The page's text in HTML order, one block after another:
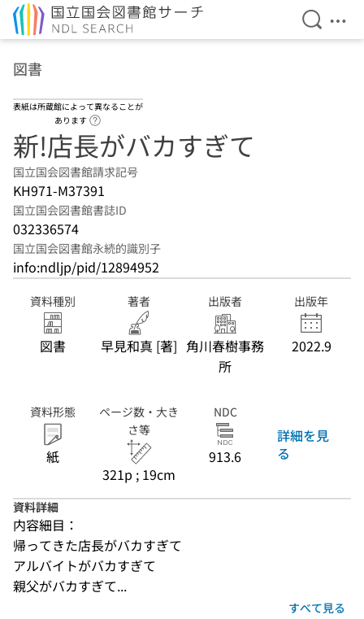
検索を
メ
図書
表紙は所蔵館によって異なることが
あります
新!店長がバカすぎて
国立国会図書館請求記号
KH971-M37391
国立国会図書館書誌ID
032336574
国立国会図書館永続的識別子
info:ndljp/pid/12894952
資料種別
図書
著者
早見和真 [著]
出版者
角川春樹事務
所
出版年
2022.9
資料形態
紙
ページ数・大き
さ等
321p ; 19cm
NDC
913.6
詳細を見
る
資料詳細
内容細目：
帰ってきた店長がバカすぎて
アルバイトがバカすぎて
親父がバカすぎて...
すべて見る